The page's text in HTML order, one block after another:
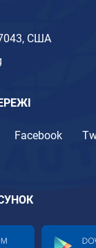
США
Facebook